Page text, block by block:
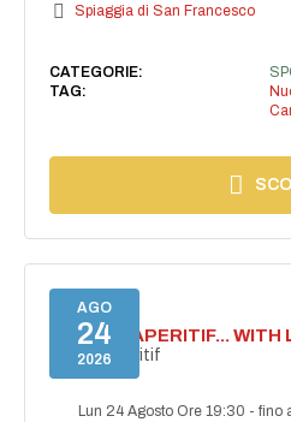
Spiaggia di San Francesco
CATEGORIE:
TAG:
AGO
24
2026
SECRET APERITIF... WITH
Secret aperitif
Lun 24 Agosto Ore 19:30 -fino